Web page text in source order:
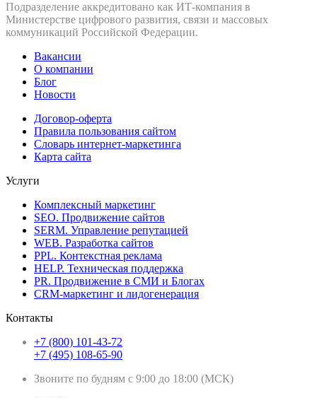
Подразделение аккредитовано как ИТ‑компания в
Министерстве цифрового развития, связи и массовых
коммуникаций Российской Федерации.
Вакансии
О компании
Блог
Новости
Договор-оферта
Правила пользования сайтом
Словарь интернет-маркетинга
Карта сайта
Услуги
Комплексный маркетинг
SEO. Продвижение сайтов
SERM. Управление репутацией
WEB. Разработка сайтов
PPL. Контекстная реклама
HELP. Техническая поддержка
PR. Продвижение в СМИ и Блогах
CRM-маркетинг и лидогенерация
Контакты
+7 (800) 101-43-72
+7 (495) 108-65-90
Звоните по будням с 9:00 до 18:00 (МСК)